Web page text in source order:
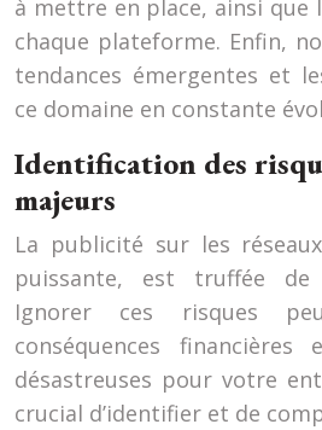
à mettre en place, ainsi que
chaque plateforme. Enfin,
tendances émergentes et
ce domaine en constante
Identification des
majeurs
La publicité sur les
puissante, est truffée de
Ignorer ces risques
conséquences financières
désastreuses pour votre
crucial d’identifier et de